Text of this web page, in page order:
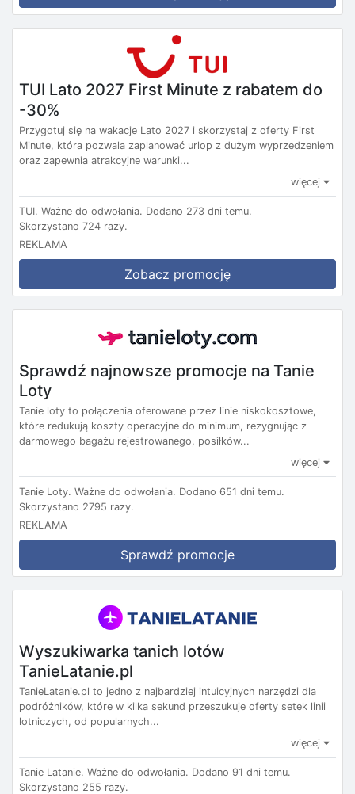
TUI Lato 2027 First Minute z rabatem do
-30%
Przygotuj się na wakacje Lato 2027 i skorzystaj z oferty First
Minute, która pozwala zaplanować urlop z dużym wyprzedzeniem
oraz zapewnia atrakcyjne warunki...
więcej
TUI. Ważne do odwołania. Dodano 273 dni temu.
Skorzystano 724 razy.
REKLAMA
Zobacz promocję
Sprawdź najnowsze promocje na Tanie
Loty
Tanie loty to połączenia oferowane przez linie niskokosztowe,
które redukują koszty operacyjne do minimum, rezygnując z
darmowego bagażu rejestrowanego, posiłków...
więcej
Tanie Loty. Ważne do odwołania. Dodano 651 dni temu.
Skorzystano 2795 razy.
REKLAMA
Sprawdź promocje
Wyszukiwarka tanich lotów
TanieLatanie.pl
TanieLatanie.pl to jedno z najbardziej intuicyjnych narzędzi dla
podróżników, które w kilka sekund przeszukuje oferty setek linii
lotniczych, od popularnych...
więcej
Tanie Latanie. Ważne do odwołania. Dodano 91 dni temu.
Skorzystano 255 razy.